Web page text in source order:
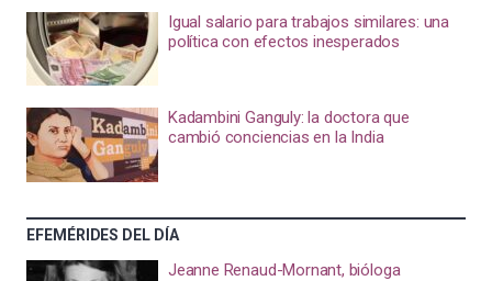
Igual salario para trabajos similares: una
política con efectos inesperados
Kadambini Ganguly: la doctora que
cambió conciencias en la India
EFEMÉRIDES DEL DÍA
Jeanne Renaud-Mornant, bióloga